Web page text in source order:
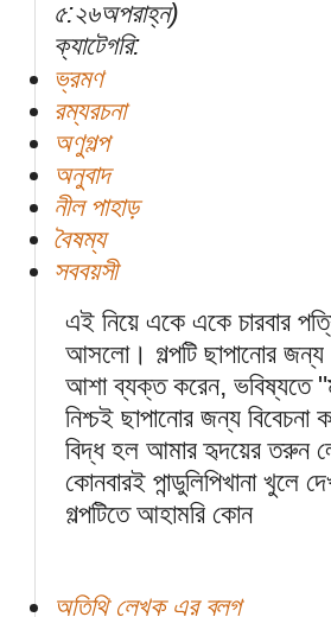
৫:২৬অপরাহ্ন)
ক্যাটেগরি:
ভ্রমণ
রম্যরচনা
অণুগল্প
অনুবাদ
নীল পাহাড়
বৈষম্য
সববয়সী
এই নিয়ে একে একে চারবার
আসলো। গল্পটি ছাপানোর
আশা ব্যক্ত করেন, ভবিষ্যতে
নিশ্চই ছাপানোর জন্য
বিদ্ধ হল আমার হৃদয়ের তরুন
কোনবারই পান্ডুলিপিখানা
গল্পটিতে আহামরি কোন
অতিথি লেখক এর ব্লগ